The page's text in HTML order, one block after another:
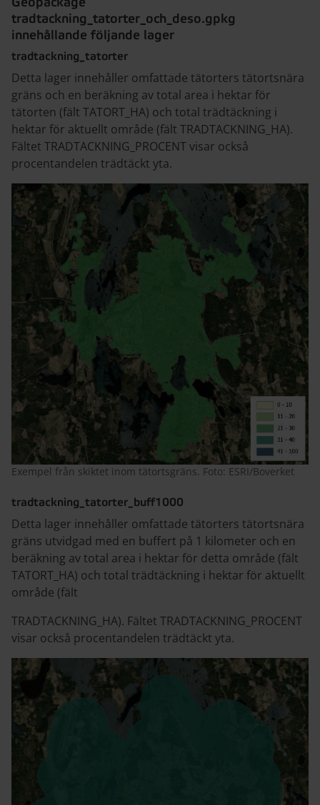
tradtackning_tatorter_och_deso.gpkg
innehållande följande lager
tradtackning_tatorter
Detta lager innehåller omfattade tätorters tätortsnära
gräns och en beräkning av total area i hektar för
tätorten (fält TATORT_HA) och total trädtäckning i
hektar för aktuellt område (fält TRADTACKNING_HA).
Fältet TRADTACKNING_PROCENT visar också
procentandelen trädtäckt yta.
Exempel från skiktet inom tätortsgräns. Foto: ESRI/Boverket
tradtackning_tatorter_buff1000
Detta lager innehåller omfattade tätorters tätortsnära
gräns utvidgad med en buffert på 1 kilometer och en
beräkning av total area i hektar för detta område (fält
TATORT_HA) och total trädtäckning i hektar för aktuellt
område (fält
TRADTACKNING_HA). Fältet TRADTACKNING_PROCENT
visar också procentandelen trädtäckt yta.